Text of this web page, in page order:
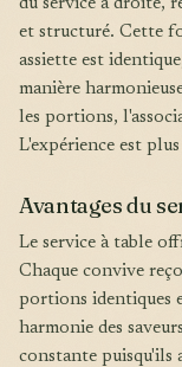
du service à droite,
et structuré. Cette
assiette est
manière
les portions,
L'expérience est
Avantages du
Le service à table offre une expérience mémorable et cohésive.
Chaque convive
portions identiques
harmonie des
constante puisqu'ils